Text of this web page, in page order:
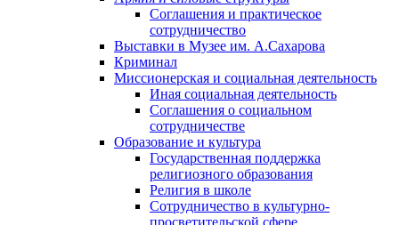
Соглашения и практическое
сотрудничество
Выставки в Музее им. А.Сахарова
Криминал
Миссионерская и социальная деятельность
Иная социальная деятельность
Соглашения о социальном
сотрудничестве
Образование и культура
Государственная поддержка
религиозного образования
Религия в школе
Сотрудничество в культурно-
просветительской сфере